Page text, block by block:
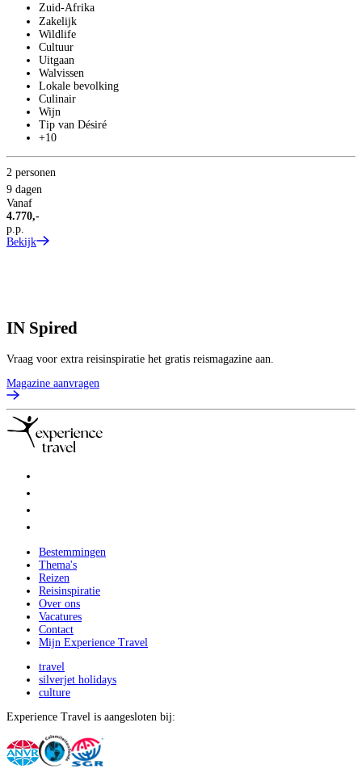
Zuid-Afrika
Zakelijk
Wildlife
Cultuur
Uitgaan
Walvissen
Lokale bevolking
Culinair
Wijn
Tip van Désiré
+10
2 personen
9 dagen
Vanaf
4.770,-
p.p.
Bekijk
IN Spired
Vraag voor extra reisinspiratie het gratis reismagazine aan.
Magazine aanvragen
Bestemmingen
Thema's
Reizen
Reisinspiratie
Over ons
Vacatures
Contact
Mijn Experience Travel
travel
silverjet holidays
culture
Experience Travel is aangesloten bij: